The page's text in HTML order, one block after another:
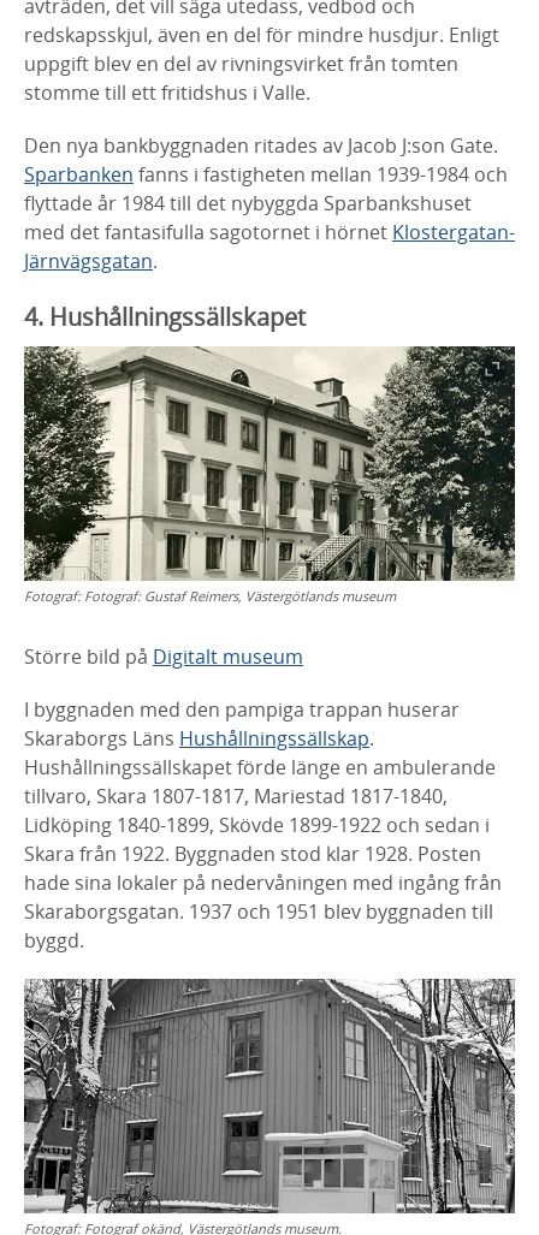
avträden, det vill säga utedass, vedbod och
redskapsskjul, även en del för mindre husdjur. Enligt
uppgift blev en del av rivningsvirket från tomten
stomme till ett fritidshus i Valle.
Den nya bankbyggnaden ritades av Jacob J:son Gate.
Sparbanken fanns i fastigheten mellan 1939-1984 och
flyttade år 1984 till det nybyggda Sparbankshuset
med det fantasifulla sagotornet i hörnet Klostergatan-
Järnvägsgatan.
4. Hushållningssällskapet
Fotograf: Fotograf: Gustaf Reimers, Västergötlands museum
Större bild på Digitalt museum
I byggnaden med den pampiga trappan huserar
Skaraborgs Läns Hushållningssällskap.
Hushållningssällskapet förde länge en ambulerande
tillvaro, Skara 1807-1817, Mariestad 1817-1840,
Lidköping 1840-1899, Skövde 1899-1922 och sedan i
Skara från 1922. Byggnaden stod klar 1928. Posten
hade sina lokaler på nedervåningen med ingång från
Skaraborgsgatan. 1937 och 1951 blev byggnaden till
byggd.
Fotograf: Fotograf okänd, Västergötlands museum.